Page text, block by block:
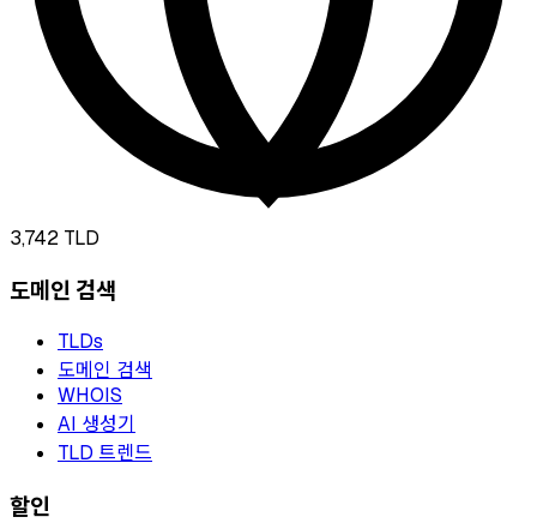
3,742 TLD
도메인 검색
TLDs
도메인 검색
WHOIS
AI 생성기
TLD 트렌드
할인